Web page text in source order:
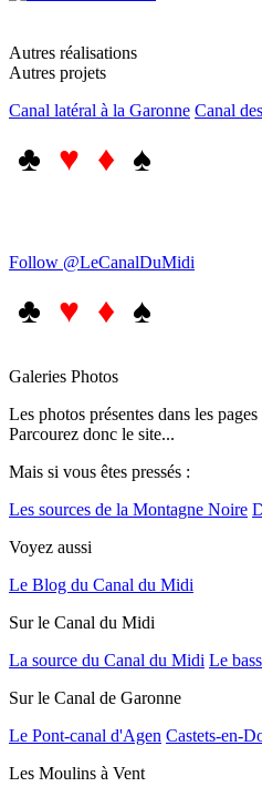
Autres réalisations
Autres projets
Canal latéral à la Garonne Canal
♣ ♥ ♦ ♠
Follow @LeCanalDuMidi
♣ ♥ ♦ ♠
Galeries Photos
Les photos présentes dans les
Parcourez donc le site...
Mais si vous êtes pressés :
Les sources de la Montagne Noire
Voyez aussi
Le Blog du Canal du Midi
Sur le Canal du Midi
La source du Canal du Midi Le
Sur le Canal de Garonne
Le Pont-canal d'Agen Castets-en-
Les Moulins à Vent